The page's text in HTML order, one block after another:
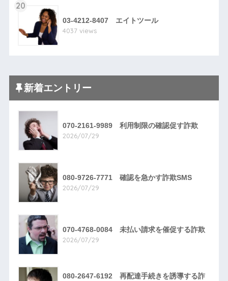
20
03-4212-8407 エイトツール
4037 views
新着エントリー
070-2161-9989 利用制限の確認促す詐欺
2026/07/29
080-9726-7771 確認を急かす詐欺SMS
2026/07/29
070-4768-0084 未払い請求を催促する詐欺
2026/07/29
080-2647-6192 再配達手続きを誘導する詐